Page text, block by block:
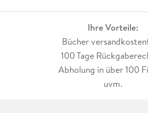
Ihre Vorteile:
Bücher
100 Tage
Abholung in über 100
uvm.